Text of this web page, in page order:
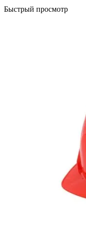
Быстрый просмотр